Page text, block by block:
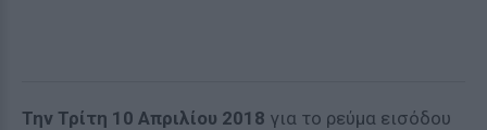
Την Τρίτη 10 Απριλίου 2018 για το ρεύμα εισόδου